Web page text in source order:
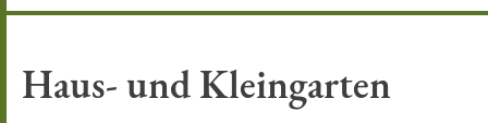
Haus- und Kleingarten